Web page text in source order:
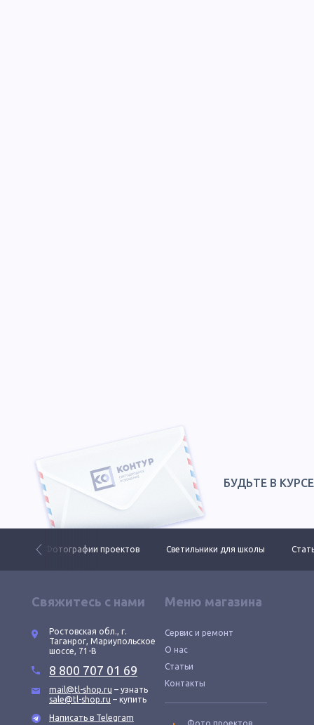
БУДЬТЕ В
Фотографии проектов Светильники для школы
Свяжитесь с нами
Ростовская обл., г.
Таганрог, Мариупольское
шоссе, 71-В
8 800 707 01 69
mail@tl-shop.ru – узнать
sale@tl-shop.ru – купить
Написать в Telegram
Меню магазина
Сервис и ремонт
О нас
Статьи
Контакты